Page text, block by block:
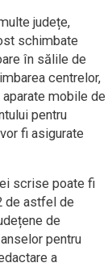
județe,
schimbate
în sălile de
centrelor,
mobile de
pentru
fi asigurate
scrise poate fi
de astfel de
de
pentru
a